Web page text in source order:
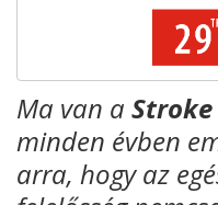
Ma van a
minden évben
arra, hogy az